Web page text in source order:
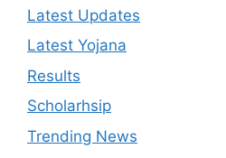
Latest Updates
Latest Yojana
Results
Scholarhsip
Trending News